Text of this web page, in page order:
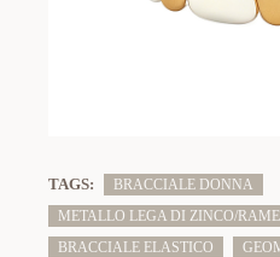
TAGS:
BRACCIALE DONNA
METALLO LEGA DI ZINCO/
BRACCIALE ELASTICO